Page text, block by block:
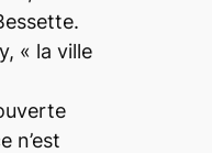
« la ville
n’est